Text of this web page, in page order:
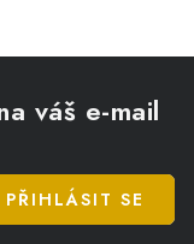
váš e-mail
PŘIHLÁSIT SE